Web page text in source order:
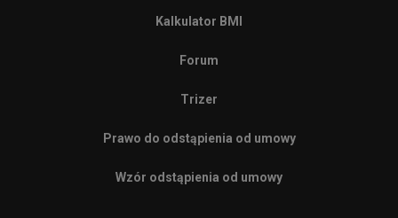
Kalkulator BMI
Forum
Trizer
Prawo do odstąpienia od umowy
Wzór odstąpienia od umowy